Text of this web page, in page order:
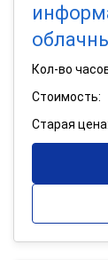
Кол-во
Стоимость:
Старая цена: